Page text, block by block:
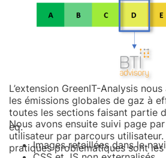
L’extension GreenIT-Analysis
les émissions globales de gaz à
toutes les sections faisant partie
eq.
Nous avons ensuite suivi page
utilisateur par parcours
pratiques problématiques sont les
Images retaillées dans le